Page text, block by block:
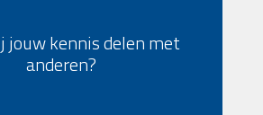
jouw kennis delen met
anderen?